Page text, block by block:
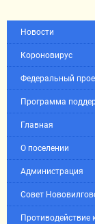
Новости
Короновирус
Федеральный
Программа
Главная
О поселении
Администрация
Совет
Противодействие